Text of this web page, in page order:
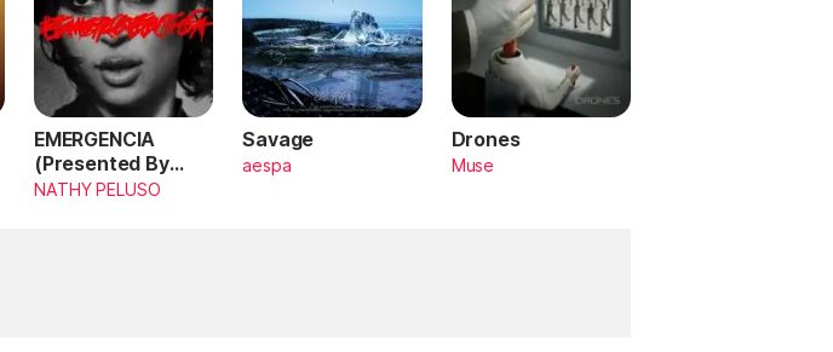
EMERGENCIA
(Presented By
PlayStation,
NATHY PELUSO
Savage
aespa
Drones
Muse